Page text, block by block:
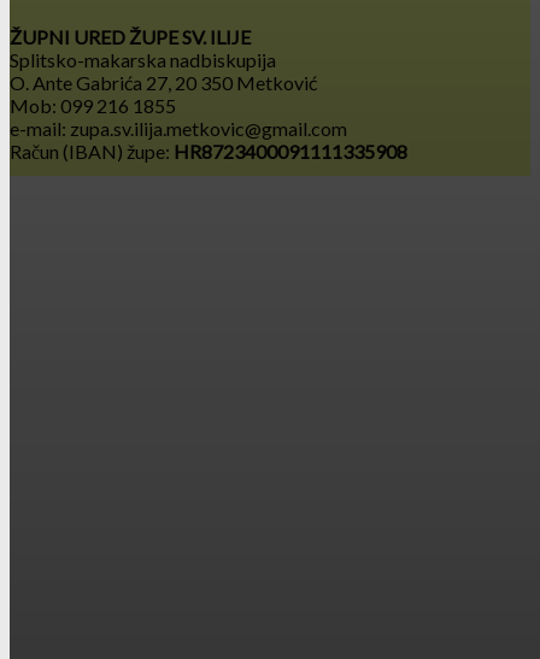
ŽUPNI URED ŽUPE SV. ILIJE
Splitsko-makarska nadbiskupija
O. Ante Gabrića 27, 20 350 Metković
Mob: 099 216 1855
e-mail: zupa.sv.ilija.metkovic@gmail.com
Račun (IBAN) župe: HR8723400091111335908